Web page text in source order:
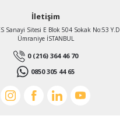
İletişim
Sanayi Sitesi E Blok 504 Sokak No:53
Ümraniye İSTANBUL
0 (216) 364 46 70
0850 305 44 65